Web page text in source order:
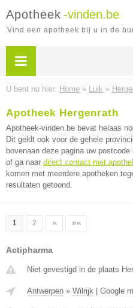
Apotheek -vinden.be
Vind een apotheek bij u in de
U bent nu hier: Home » Luik »
Apotheek Hergenrath
Apotheek-vinden.be bevat helaas
Dit geldt ook voor de gehele
bovenaan deze pagina uw
of ga naar direct contact met
komen met meerdere apotheken
resultaten getoond.
1 2 » »»
Actipharma
Niet gevestigd in de plaats
Antwerpen » Wilrijk Google